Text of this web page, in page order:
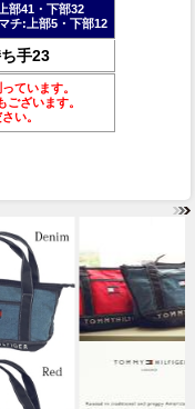
部41・下部32
チ:上部5・下部12
手23
ています。
ざいます。
い。